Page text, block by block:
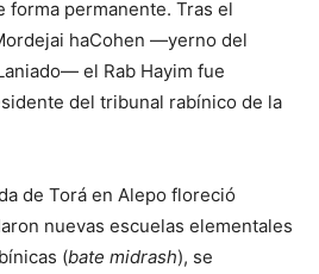
forma permanente. Tras el
haCohen —yerno del
el Rab Hayim fue
del tribunal rabínico de la
de Torá en Alepo floreció
nuevas escuelas elementales
(bate midrash), se